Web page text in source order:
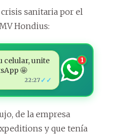
sanitaria por el
Hondius:
celular, unite
🤩
22:27 ✓✓
1
de la empresa
y que tenía